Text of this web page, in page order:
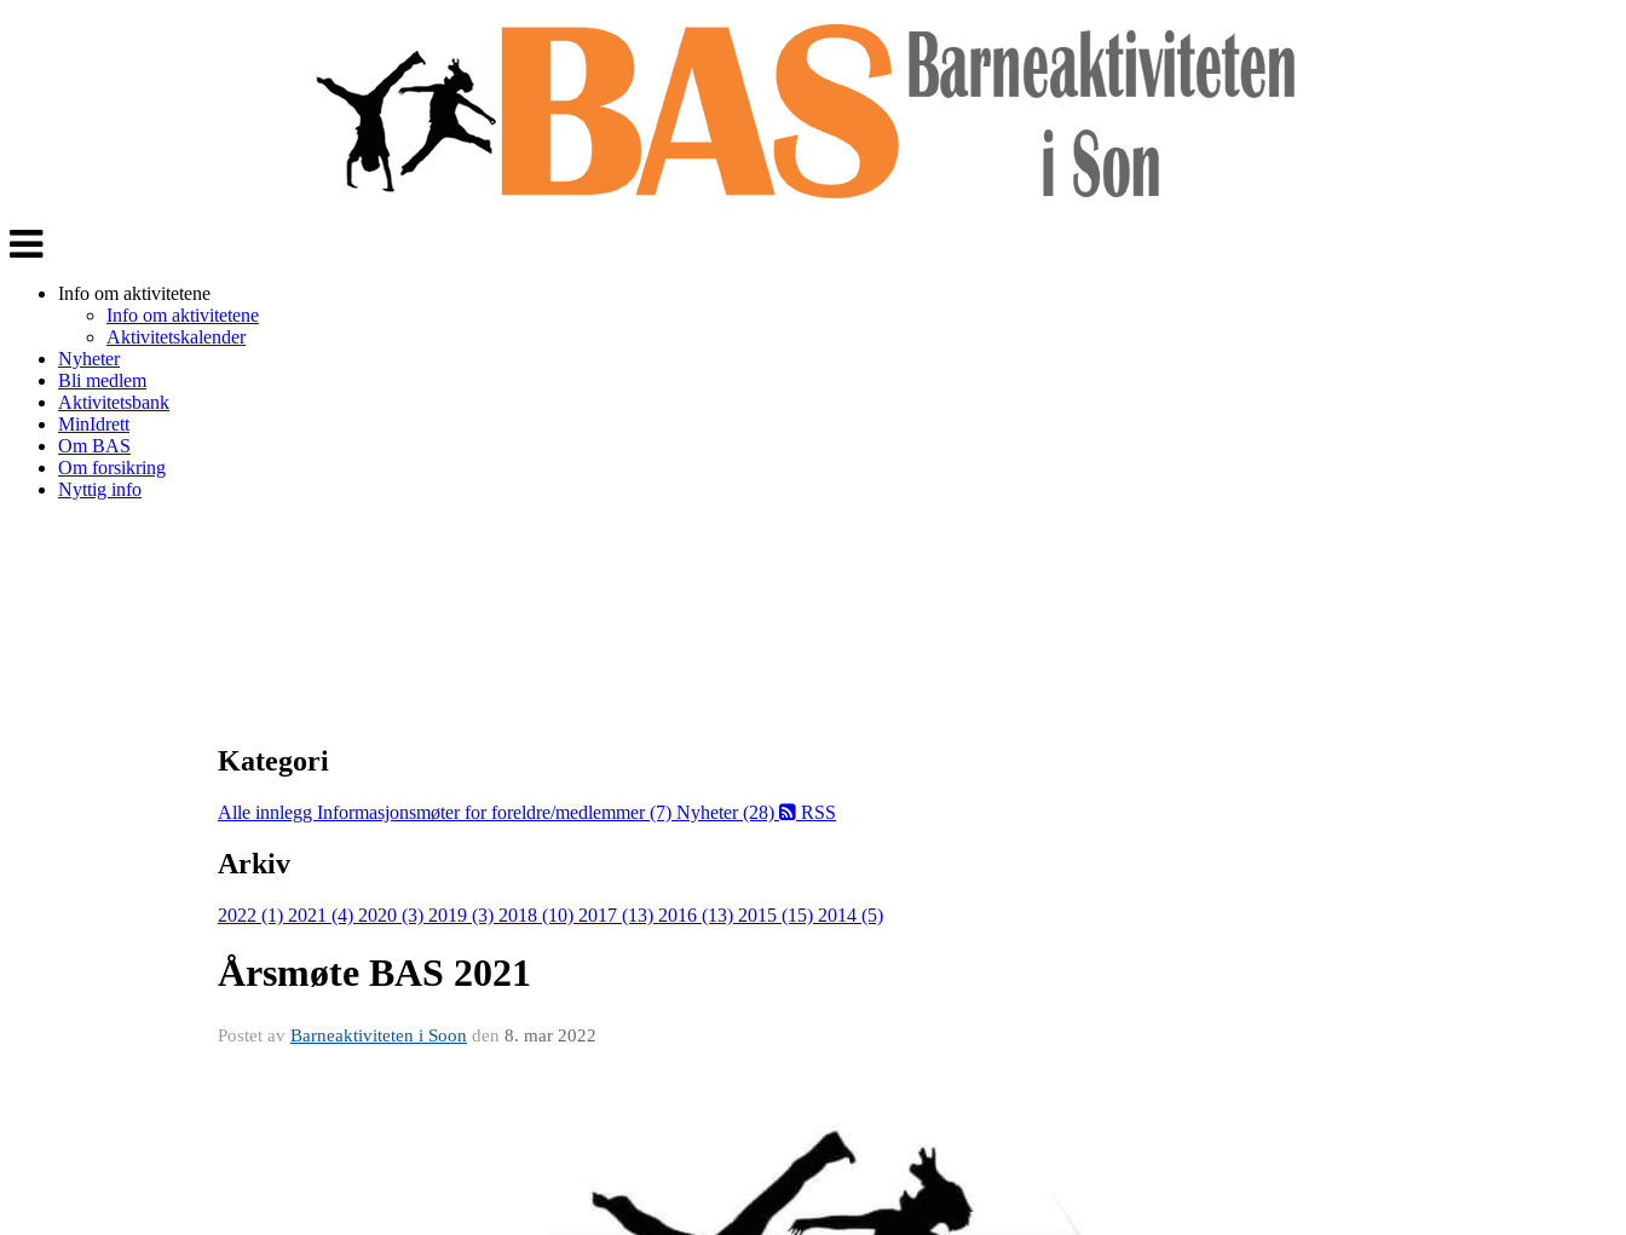
Veksle
navigasjon
Info om aktivitetene
Info om aktivitetene
Aktivitetskalender
Nyheter
Bli medlem
Aktivitetsbank
MinIdrett
Om BAS
Om forsikring
Nyttig info
Kategori
Alle innlegg Informasjonsmøter for foreldre/medlemmer (7) Nyheter (28) RSS
Arkiv
2022 (1) 2021 (4) 2020 (3) 2019 (3) 2018 (10) 2017 (13) 2016 (13) 2015 (15) 2014 (5)
Årsmøte BAS 2021
Postet av Barneaktiviteten i Soon den 8. mar 2022